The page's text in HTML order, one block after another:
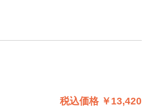
税込価格 ￥13,420